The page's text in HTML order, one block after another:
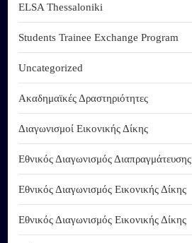
ELSA Thessaloniki
Students Trainee Exchange Program
Uncategorized
Ακαδημαϊκές Δραστηριότητες
Διαγωνισμοί Εικονικής Δίκης
Εθνικός Διαγωνισμός Διαπραγμάτευσης
Εθνικός Διαγωνισμός Εικονικής Δίκης
Εθνικός Διαγωνισμός Εικονικής Δίκης